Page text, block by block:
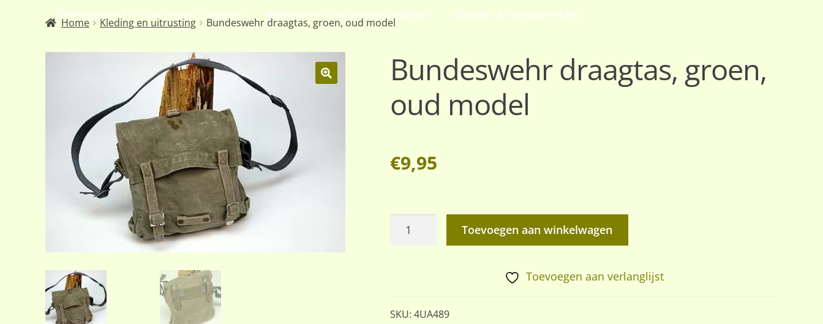
Privacybeleid Militaria4you Zutphen artikelen-militaria4you-Zutphen Boeken & naslagwerken
WW2, collectibles en militaria
Home Kleding en uitrusting Bundeswehr draagtas, groen, oud model
Bundeswehr draagtas, groen,
oud model
€9,95
Bundeswehr
aantal
Toevoegen aan winkelwagen
Toevoegen aan verlanglijst
SKU: 4UA489